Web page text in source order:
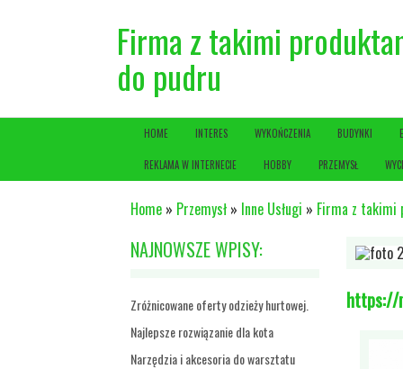
Firma z takimi
do pudru
HOME INTERES WYKOŃCZENIA BUDYNKI
REKLAMA W INTERNECIE HOBBY PRZEMYSŁ
Home » Przemysł » Inne Usługi » Firma z takimi
NAJNOWSZE WPISY:
Zróżnicowane oferty odzieży hurtowej.
Najlepsze rozwiązanie dla kota
Narzędzia i akcesoria do warsztatu
https://